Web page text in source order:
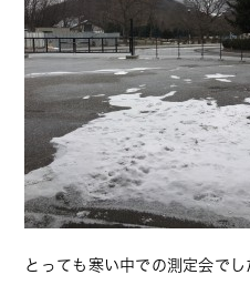
とっても寒い中での測定会で